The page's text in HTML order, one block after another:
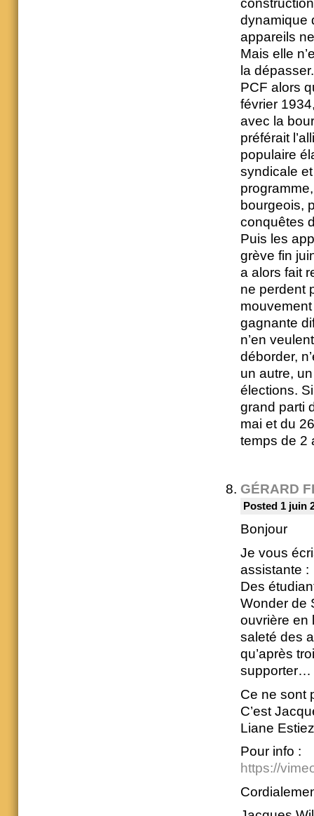
dynamique
appareils
Mais elle
la
PCF alors
février
avec la
préférait
populaire
syndicale
bourgeois,
conquêtes
Puis les
grève fin
a alors fait
ne perdent
mouvement
gagnante
n’en
déborder,
un autre,
élections.
grand parti
mai et du
temps de 2
GÉRARD
Posted 1 juin
Bonjour
Je vous
assistante :
Des
Wonder de
ouvrière en
saleté des
qu’après
supporter…
Ce ne sont
C’est
Liane
Pour info :
https://